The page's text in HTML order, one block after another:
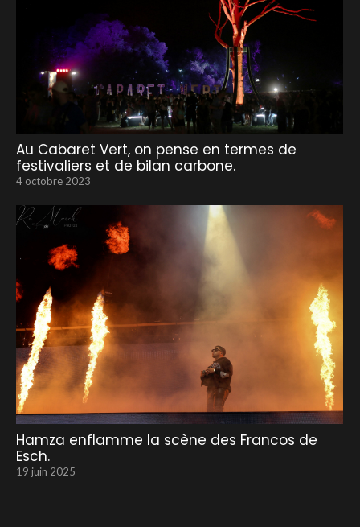
Au Cabaret Vert, on pense en termes de
festivaliers et de bilan carbone.
4 octobre 2023
Hamza enflamme la scène des Francos de
Esch.
19 juin 2025